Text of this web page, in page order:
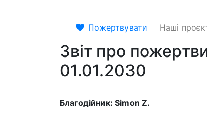
Пожертвувати Наші
Звіт про
01.01.2030
Благодійник: Simon Z.